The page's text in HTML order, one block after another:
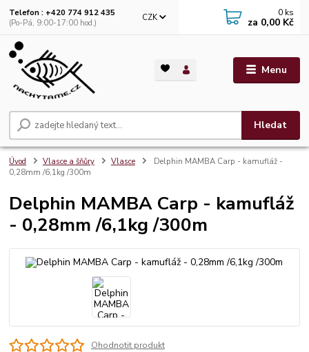
Menu
CZK
Hledat
Telefon : +420 774 912 435
(Po-Pá, 9:00-17:00 hod.)
0 ks
za 0,00 Kč
Úvod Vlasce a šňůry Vlasce
Delphin MAMBA Carp - kamufláž -
0,28mm /6,1kg /300m
Delphin MAMBA Carp - kamufláž
- 0,28mm /6,1kg /300m
Ohodnotit produkt